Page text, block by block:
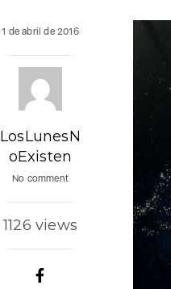
1 de abril de 2016
LosLunesN
oExisten
No comment
1126 views